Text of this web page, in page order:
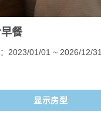
餐
2023/01/01 ~ 2026/12/31
显示房型